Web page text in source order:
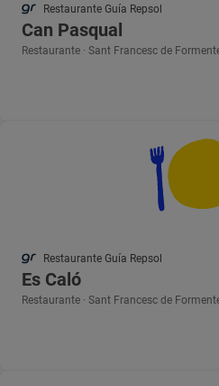
Restaurante Guía Repsol
Can Pasqual
Restaurante · Sant Francesc de
Restaurante Guía Repsol
Es Caló
Restaurante · Sant Francesc de